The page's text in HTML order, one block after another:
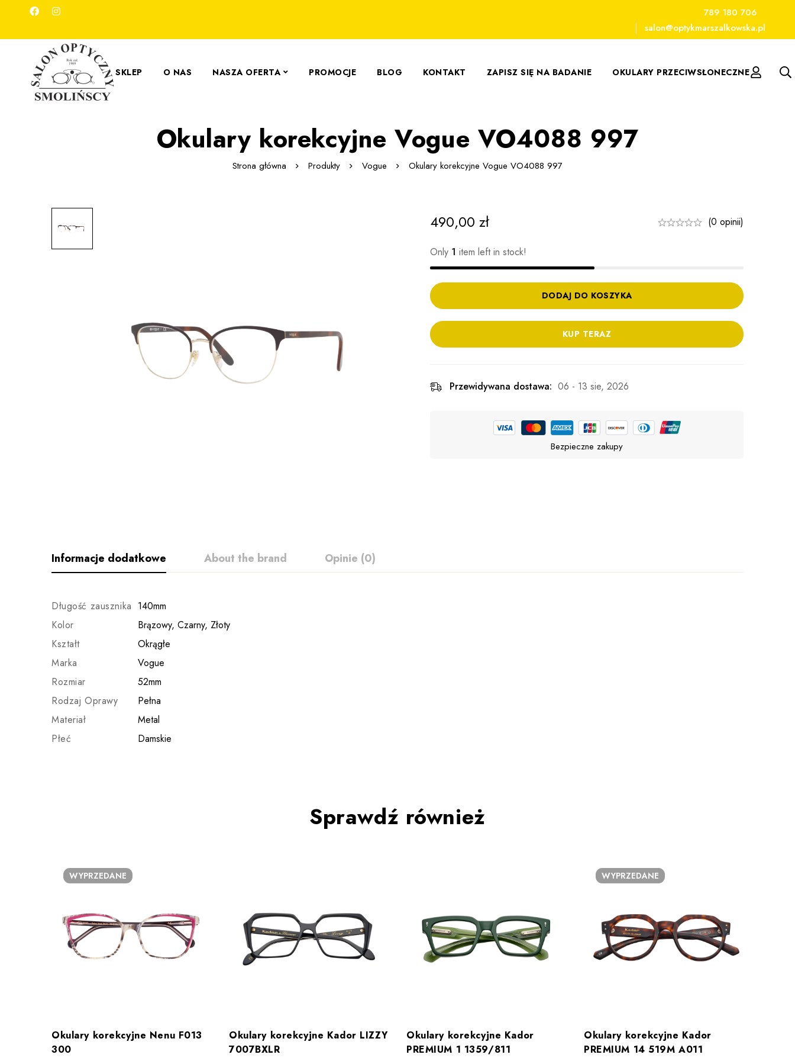
789 180 706
salon@optykmarszalkowska.pl
SKLEP O NAS NASZA OFERTA PROMOCJE BLOG KONTAKT ZAPISZ SIĘ NA BADANIE OKULARY PRZECIWSŁONECZNE
Okulary korekcyjne Vogue VO4088 997
Strona główna Produkty Vogue Okulary korekcyjne Vogue VO4088 997
490,00 zł (0 opinii)
Only 1 item left in stock!
DODAJ DO KOSZYKA
KUP TERAZ
Przewidywana dostawa: 06 - 13 sie, 2026
Bezpieczne zakupy
Informacje dodatkowe About the brand Opinie (0)
Długość zausznika 140mm
Kolor
Brązowy, Czarny, Złoty
Kształt
Okrągłe
Marka
Vogue
Rozmiar
52mm
Rodzaj Oprawy
Pełna
Materiał
Metal
Płeć
Damskie
Sprawdź również
WYPRZEDANE
Okulary korekcyjne Nenu F013
300
Okulary korekcyjne Kador LIZZY
7007BXLR
Okulary korekcyjne Kador
PREMIUM 1 1359/811
WYPRZEDANE
Okulary korekcyjne Kador
PREMIUM 14 519M A011